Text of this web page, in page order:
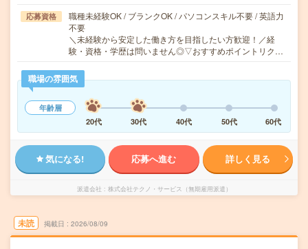
応募資格
職種未経験OK / ブランクOK / パソコンスキル不要 / 英語力
不要
＼未経験から安定した働き方を目指したい方歓迎！／経
験・資格・学歴は問いません◎▽おすすめポイントリク…
職場の雰囲気
年齢層
20代
30代 40代 50代 60代
気になる! 応募へ進む 詳しく見る
派遣会社 株式会社テクノ・サービス（無期雇用派遣）
未読 掲載日 2026/08/09